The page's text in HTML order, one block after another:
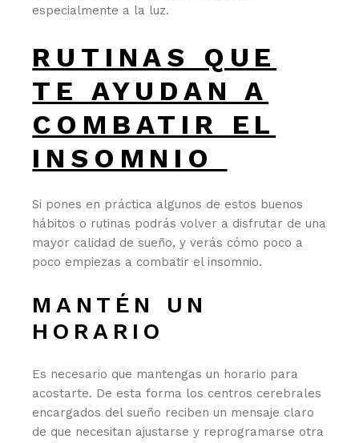
especialmente a la luz.
RUTINAS QUE
TE AYUDAN A
COMBATIR EL
INSOMNIO
Si pones en práctica algunos de estos buenos
hábitos o rutinas podrás volver a disfrutar de una
mayor calidad de sueño, y verás cómo poco a
poco empiezas a combatir el insomnio.
MANTÉN UN
HORARIO
Es necesario que mantengas un horario para
acostarte. De esta forma los centros cerebrales
encargados del sueño reciben un mensaje claro
de que necesitan ajustarse y reprogramarse otra